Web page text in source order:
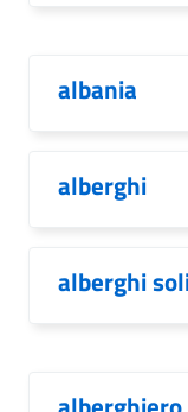
albania
alberghi
alberghi